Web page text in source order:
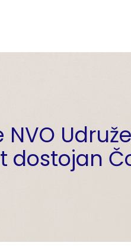
dostojan